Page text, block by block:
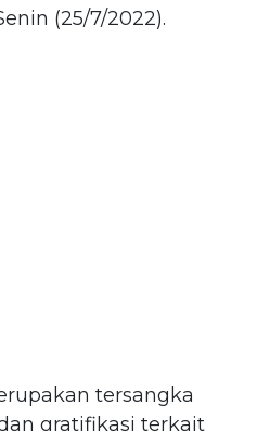
(25/7/2022).
tersangka
gratifikasi terkait